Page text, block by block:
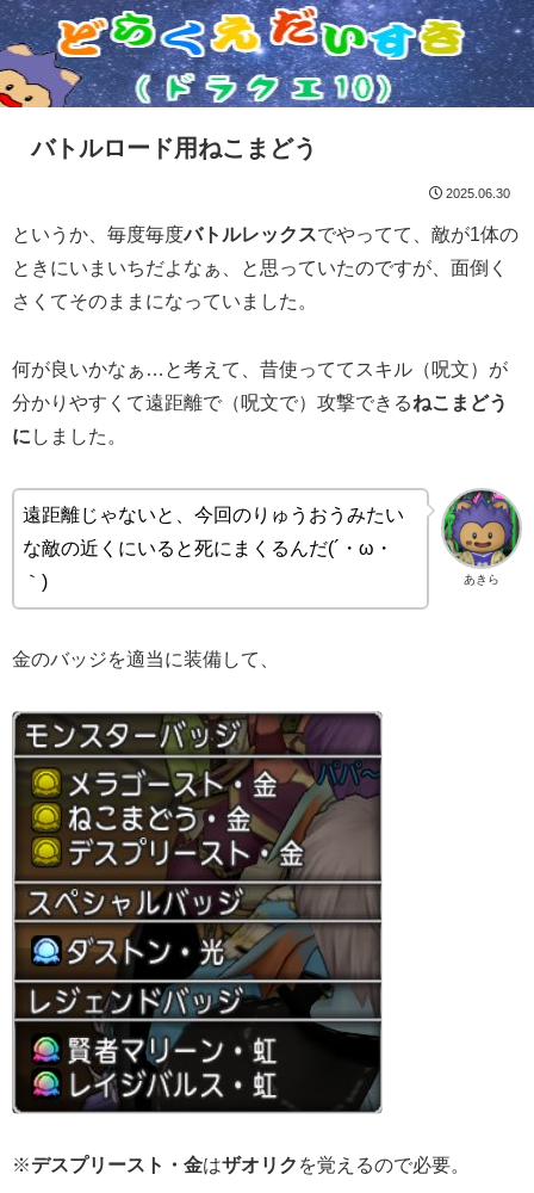
バトルロード用ねこまどう
2025.06.30
というか、毎度毎度バトルレックスでやってて、敵が1体の
ときにいまいちだよなぁ、と思っていたのですが、面倒く
さくてそのままになっていました。
何が良いかなぁ…と考えて、昔使っててスキル（呪文）が
分かりやすくて遠距離で（呪文で）攻撃できるねこまどう
に しました。
あきら
遠距離じゃないと、今回のりゅうおうみたい
な敵の近くにいると死にまくるんだ(´・ω・
｀)
金のバッジを適当に装備して、
※デスプリースト・金はザオリク を覚えるので必要。